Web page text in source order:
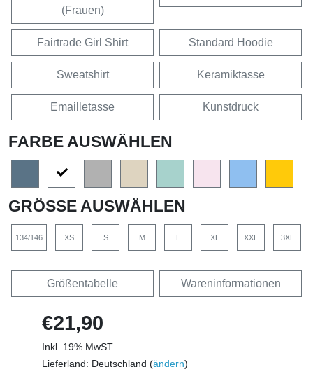
(Frauen)
Fairtrade Girl Shirt Standard Hoodie
Sweatshirt Keramiktasse
Emailletasse Kunstdruck
FARBE AUSWÄHLEN
GRÖSSE AUSWÄHLEN
134/146 XS S M L XL XXL 3XL
Größentabelle Wareninformationen
€21,90
Inkl. 19% MwST
Lieferland: Deutschland (ändern)